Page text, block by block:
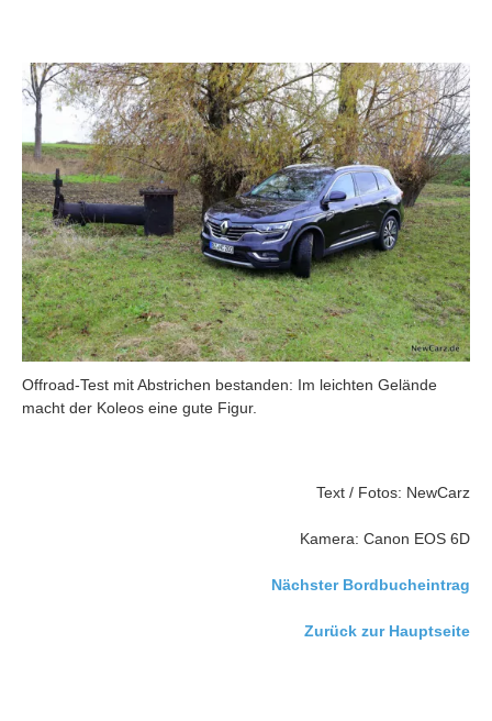
Offroad-Test mit Abstrichen bestanden: Im leichten Gelände
macht der Koleos eine gute Figur.
Text / Fotos: NewCarz
Kamera: Canon EOS 6D
Nächster Bordbucheintrag
Zurück zur Hauptseite